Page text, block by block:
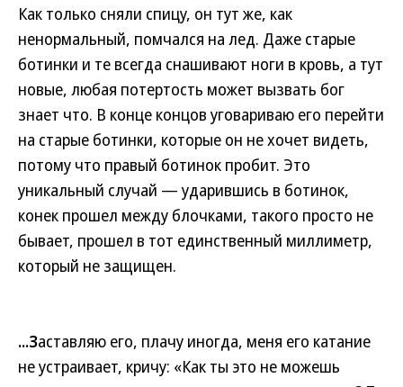
Как только сняли спицу, он тут же, как
ненормальный, помчался на лед. Даже старые
ботинки и те всегда снашивают ноги в кровь, а тут
новые, любая потертость может вызвать бог
знает что. В конце концов уговариваю его перейти
на старые ботинки, которые он не хочет видеть,
потому что правый ботинок пробит. Это
уникальный случай — ударившись в ботинок,
конек прошел между блочками, такого просто не
бывает, прошел в тот единственный миллиметр,
который не защищен.
...Заставляю его, плачу иногда, меня его катание
не устраивает, кричу: «Как ты это не можешь